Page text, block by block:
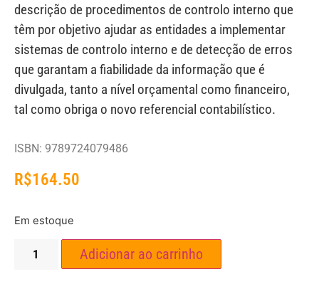
descrição de procedimentos de controlo interno que
têm por objetivo ajudar as entidades a implementar
sistemas de controlo interno e de detecção de erros
que garantam a fiabilidade da informação que é
divulgada, tanto a nível orçamental como financeiro,
tal como obriga o novo referencial contabilístico.
ISBN: 9789724079486
R$164.50
Em estoque
Adicionar ao carrinho